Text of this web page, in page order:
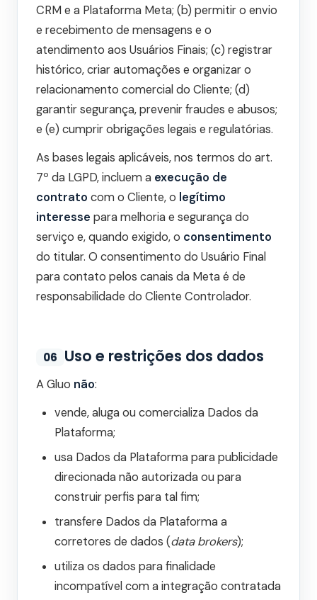
CRM e a Plataforma Meta; (b) permitir o envio
e recebimento de mensagens e o
atendimento aos Usuários Finais; (c) registrar
histórico, criar automações e organizar o
relacionamento comercial do Cliente; (d)
garantir segurança, prevenir fraudes e abusos;
e (e) cumprir obrigações legais e regulatórias.
As bases legais aplicáveis, nos termos do art.
7º da LGPD, incluem a execução de
contrato com o Cliente, o legítimo
interesse para melhoria e segurança do
serviço e, quando exigido, o consentimento
do titular. O consentimento do Usuário Final
para contato pelos canais da Meta é de
responsabilidade do Cliente Controlador.
06 Uso e restrições dos dados
A Gluo não:
vende, aluga ou comercializa Dados da
Plataforma;
usa Dados da Plataforma para publicidade
direcionada não autorizada ou para
construir perfis para tal fim;
transfere Dados da Plataforma a
corretores de dados (data brokers);
utiliza os dados para finalidade
incompatível com a integração contratada